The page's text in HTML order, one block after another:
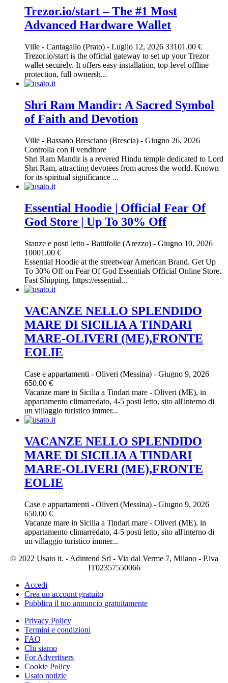
Trezor.io/start – The #1 Most
Advanced Hardware Wallet
Ville - Cantagallo (Prato) - Luglio 12, 2026 33101.00 €
Trezor.io/start is the official gateway to set up your Trezor
wallet securely. It offers easy installation, top-level offline
protection, full ownersh...
Shri Ram Mandir: A Sacred Symbol
of Faith and Devotion
Ville - Bassano Bresciano (Brescia) - Giugno 26, 2026
Controlla con il venditore
Shri Ram Mandir is a revered Hindu temple dedicated to Lord
Shri Ram, attracting devotees from across the world. Known
for its spiritual significance ...
Essential Hoodie | Official Fear Of
God Store | Up To 30% Off
Stanze e posti letto - Battifolle (Arezzo) - Giugno 10, 2026
10001.00 €
Essential Hoodie at the streetwear American Brand. Get Up
To 30% Off on Fear Of God Essentials Official Online Store.
Fast Shipping. https://essential...
VACANZE NELLO SPLENDIDO
MARE DI SICILIA A TINDARI
MARE-OLIVERI (ME),FRONTE
EOLIE
Case e appartamenti - Oliveri (Messina) - Giugno 9, 2026
650.00 €
Vacanze mare in Sicilia a Tindari mare - Oliveri (ME), in
appartamento climarredato, 4-5 posti letto, sito all'interno di
un villaggio turistico immer...
VACANZE NELLO SPLENDIDO
MARE DI SICILIA A TINDARI
MARE-OLIVERI (ME),FRONTE
EOLIE
Case e appartamenti - Oliveri (Messina) - Giugno 9, 2026
650.00 €
Vacanze mare in Sicilia a Tindari mare - Oliveri (ME), in
appartamento climarredato, 4-5 posti letto, sito all'interno di
un villaggio turistico immer...
© 2022 Usato it. - Adintend Srl - Via dal Verme 7, Milano - P.iva
IT02357550066
Accedi
Crea un account gratuito
Pubblica il tuo annuncio gratuitamente
Privacy Policy
Termini e condizioni
FAQ
Chi siamo
For Advertisers
Cookie Policy
Usato notizie